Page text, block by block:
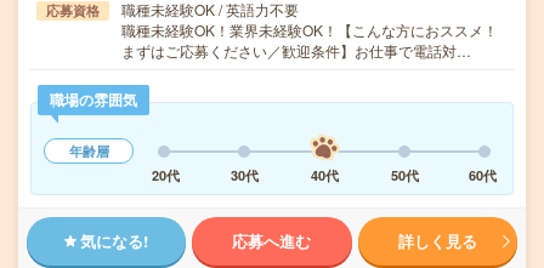
応募資格
職種未経験OK / 英語力不要
職種未経験OK！業界未経験OK！【こんな方におススメ！
まずはご応募ください／歓迎条件】お仕事で電話対…
職場の雰囲気
年齢層
20代
30代 40代 50代 60代
気になる! 応募へ進む 詳しく見る